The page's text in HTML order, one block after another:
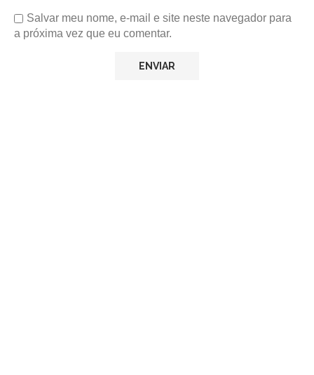
Salvar meu nome, e-mail e site neste navegador para
a próxima vez que eu comentar.